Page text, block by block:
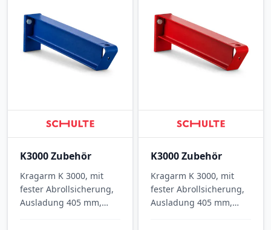
K3000 Zubehör
Kragarm K 3000, mit
fester Abrollsicherung,
Ausladung 405 mm,
K3000 Zubehör
Kragarm K 3000, mit
fester Abrollsicherung,
Ausladung 405 mm,